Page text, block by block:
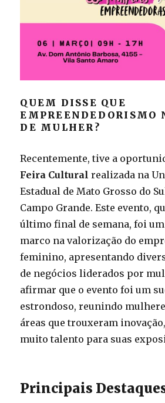
QUEM DISSE QUE
EMPREENDEDORISMO
DE MULHER?
Recentemente, tive a
Feira Cultural realizada na
Estadual de Mato Grosso do
Campo Grande. Este evento,
último final de semana, foi
marco na valorização do
feminino, apresentando
de negócios liderados por
afirmar que o evento foi um
estrondoso, reunindo
áreas que trouxeram
muito talento para suas
Principais